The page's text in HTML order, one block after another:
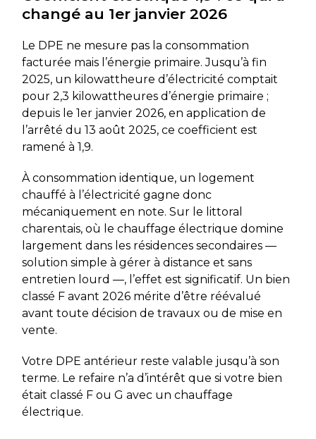
changé au 1er janvier 2026
Le DPE ne mesure pas la consommation
facturée mais l’énergie primaire. Jusqu’à fin
2025, un kilowattheure d’électricité comptait
pour 2,3 kilowattheures d’énergie primaire ;
depuis le 1er janvier 2026, en application de
l’arrêté du 13 août 2025, ce coefficient est
ramené à 1,9.
À consommation identique, un logement
chauffé à l’électricité gagne donc
mécaniquement en note. Sur le littoral
charentais, où le chauffage électrique domine
largement dans les résidences secondaires —
solution simple à gérer à distance et sans
entretien lourd —, l’effet est significatif. Un bien
classé F avant 2026 mérite d’être réévalué
avant toute décision de travaux ou de mise en
vente.
Votre DPE antérieur reste valable jusqu’à son
terme. Le refaire n’a d’intérêt que si votre bien
était classé F ou G avec un chauffage
électrique.